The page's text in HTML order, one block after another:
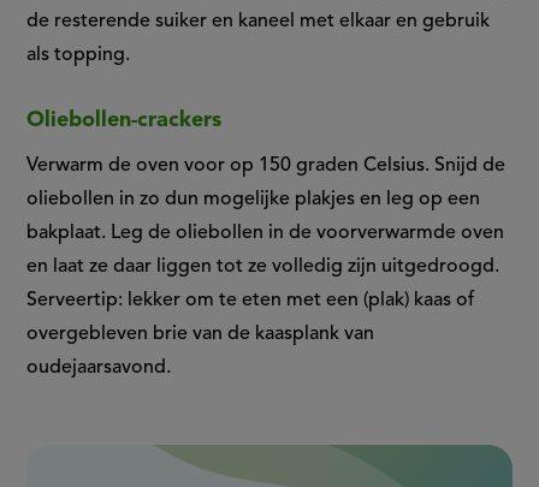
de resterende suiker en kaneel met elkaar en gebruik
als topping.
Oliebollen-crackers
Verwarm de oven voor op 150 graden Celsius. Snijd de
oliebollen in zo dun mogelijke plakjes en leg op een
bakplaat. Leg de oliebollen in de voorverwarmde oven
en laat ze daar liggen tot ze volledig zijn uitgedroogd.
Serveertip: lekker om te eten met een (plak) kaas of
overgebleven brie van de kaasplank van
oudejaarsavond.